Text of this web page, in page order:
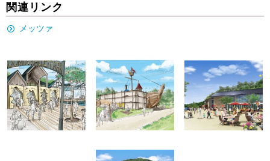
関連リンク
メッツァ